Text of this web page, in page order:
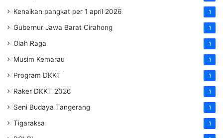
Kenaikan pangkat per 1 april 2026 1
Gubernur Jawa Barat Cirahong 1
Olah Raga 1
Musim Kemarau 1
Program DKKT 1
Raker DKKT 2026 1
Seni Budaya Tangerang 1
Tigaraksa 1